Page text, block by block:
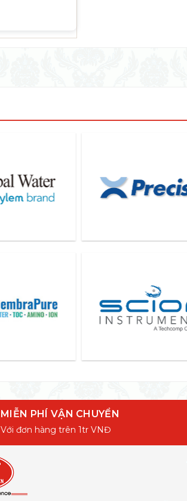
MIỄN PHÍ VẬN CHUYỂN
Với đơn hàng trên 1tr VNĐ